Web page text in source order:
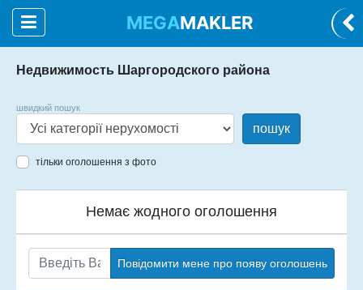
MEGAMAKLER
Недвижимость Шаргородского района
швидкий пошук
пошук
тільки оголошення з фото
Немає жодного оголошення
Повідомити мене про появу оголошень